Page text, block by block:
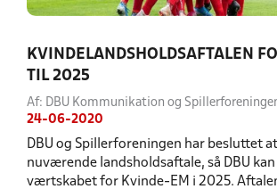
KVINDELANDSHOLDSAFTALEN
TIL 2025
Af: DBU Kommunikation og
24-06-2020
DBU og Spillerforeningen har besluttet
nuværende landsholdsaftale, så DBU kan
værtskabet for Kvinde-EM i 2025.